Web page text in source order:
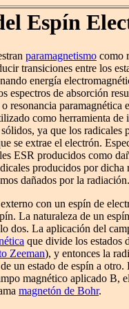
Espín
paramagnetismo como
transiciones entre los
energía
espectros de absorción
resonancia paramagnética
como herramienta
ya que los radicales
se extrae el electrón.
ESR producidos como
producidos por
dañados por la radiación.
con un espín de
La naturaleza de un
dos. La aplicación del
que divide los estados
Zeeman), y entonces la
un estado de espín a
magnético aplicado B,
magnetón de Bohr.